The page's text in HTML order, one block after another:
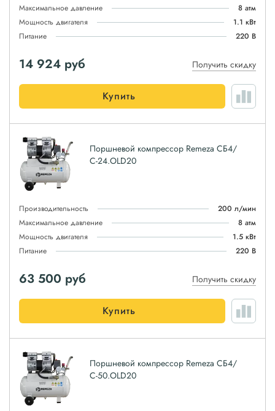
Максимальное давление
8 атм
Мощность двигателя
1.1 кВт
Питание
220 В
14 924 руб Получить скидку
Купить
Поршневой компрессор Remeza СБ4/
С-24.OLD20
Производительность
200 л/мин
Максимальное давление
8 атм
Мощность двигателя
1.5 кВт
Питание
220 В
63 500 руб Получить скидку
Купить
Поршневой компрессор Remeza СБ4/
С-50.OLD20